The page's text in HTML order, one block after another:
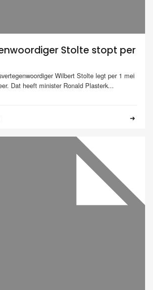
Stolte stopt per
Wilbert Stolte legt per 1 mei
Dat heeft minister Ronald Plasterk...